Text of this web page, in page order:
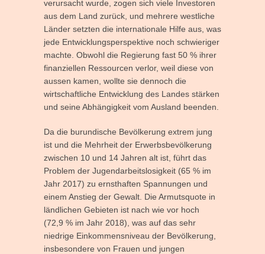
verursacht wurde, zogen sich viele Investoren
aus dem Land zurück, und mehrere westliche
Länder setzten die internationale Hilfe aus, was
jede Entwicklungsperspektive noch schwieriger
machte. Obwohl die Regierung fast 50 % ihrer
finanziellen Ressourcen verlor, weil diese von
aussen kamen, wollte sie dennoch die
wirtschaftliche Entwicklung des Landes stärken
und seine Abhängigkeit vom Ausland beenden.
Da die burundische Bevölkerung extrem jung
ist und die Mehrheit der Erwerbsbevölkerung
zwischen 10 und 14 Jahren alt ist, führt das
Problem der Jugendarbeitslosigkeit (65 % im
Jahr 2017) zu ernsthaften Spannungen und
einem Anstieg der Gewalt. Die Armutsquote in
ländlichen Gebieten ist nach wie vor hoch
(72,9 % im Jahr 2018), was auf das sehr
niedrige Einkommensniveau der Bevölkerung,
insbesondere von Frauen und jungen